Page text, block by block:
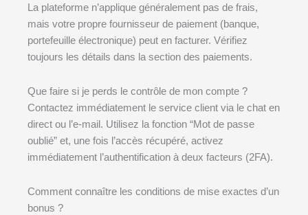
La plateforme n’applique généralement pas de frais,
mais votre propre fournisseur de paiement (banque,
portefeuille électronique) peut en facturer. Vérifiez
toujours les détails dans la section des paiements.
Que faire si je perds le contrôle de mon compte ?
Contactez immédiatement le service client via le chat en
direct ou l’e-mail. Utilisez la fonction “Mot de passe
oublié” et, une fois l’accès récupéré, activez
immédiatement l’authentification à deux facteurs (2FA).
Comment connaître les conditions de mise exactes d’un
bonus ?